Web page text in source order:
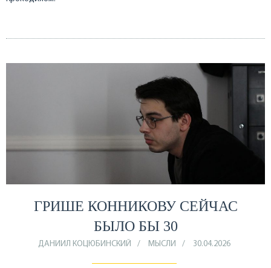
ГРИШЕ КОННИКОВУ СЕЙЧАС
БЫЛО БЫ 30
ДАНИИЛ КОЦЮБИНСКИЙ МЫСЛИ 30.04.2026